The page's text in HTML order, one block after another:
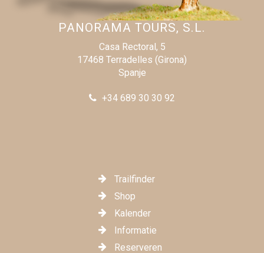
PANORAMA TOURS, S.L.
Casa Rectoral, 5
17468 Terradelles (Girona)
Spanje
+34 689 30 30 92
Trailfinder
Shop
Kalender
Informatie
Reserveren